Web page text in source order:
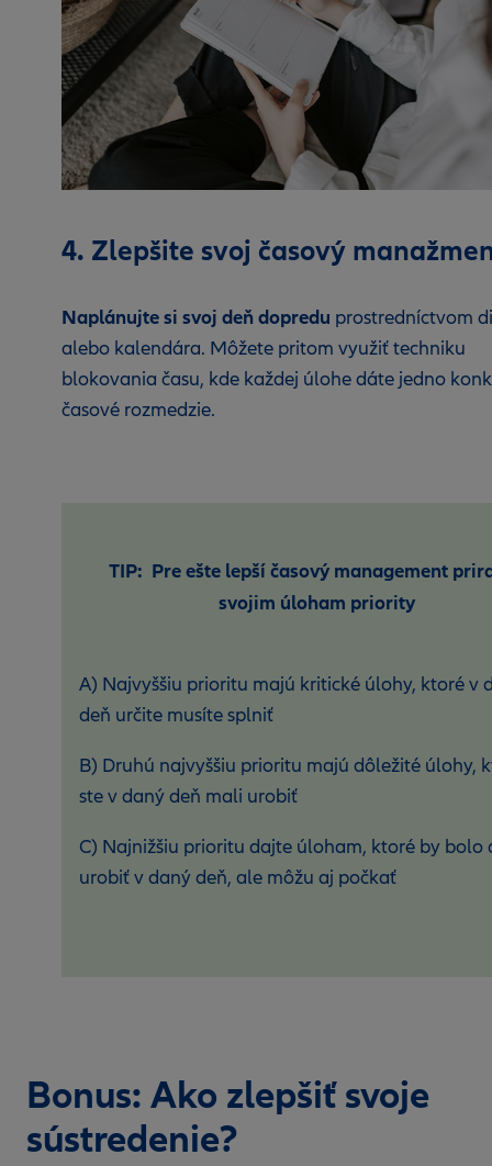
4. Zlepšite svoj časový
Naplánujte si svoj deň dopredu prostredníctvom
alebo kalendára. Môžete pritom využiť techniku
blokovania času, kde každej úlohe dáte jedno
časové rozmedzie.
TIP: Pre ešte lepší časový management
svojim úloham priority
A) Najvyššiu prioritu majú kritické úlohy, ktoré v
deň určite musíte splniť
B) Druhú najvyššiu prioritu majú dôležité úlohy,
ste v daný deň mali urobiť
C) Najnižšiu prioritu dajte úloham, ktoré by bolo
urobiť v daný deň, ale môžu aj počkať
Bonus: Ako zlepšiť svoje
sústredenie?